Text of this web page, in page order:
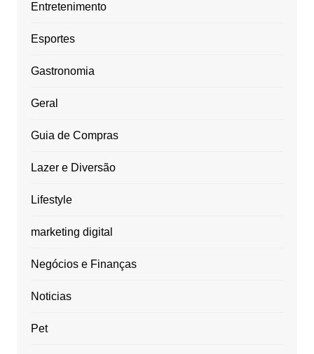
Entretenimento
Esportes
Gastronomia
Geral
Guia de Compras
Lazer e Diversão
Lifestyle
marketing digital
Negócios e Finanças
Noticias
Pet